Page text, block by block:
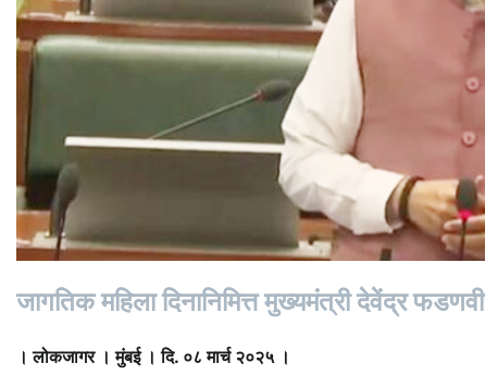
जागतिक महिला दिनानिमित्त मुख्यमंत्री देवेंद्र
। लोकजागर । मुंबई । दि. ०८ मार्च २०२५ ।